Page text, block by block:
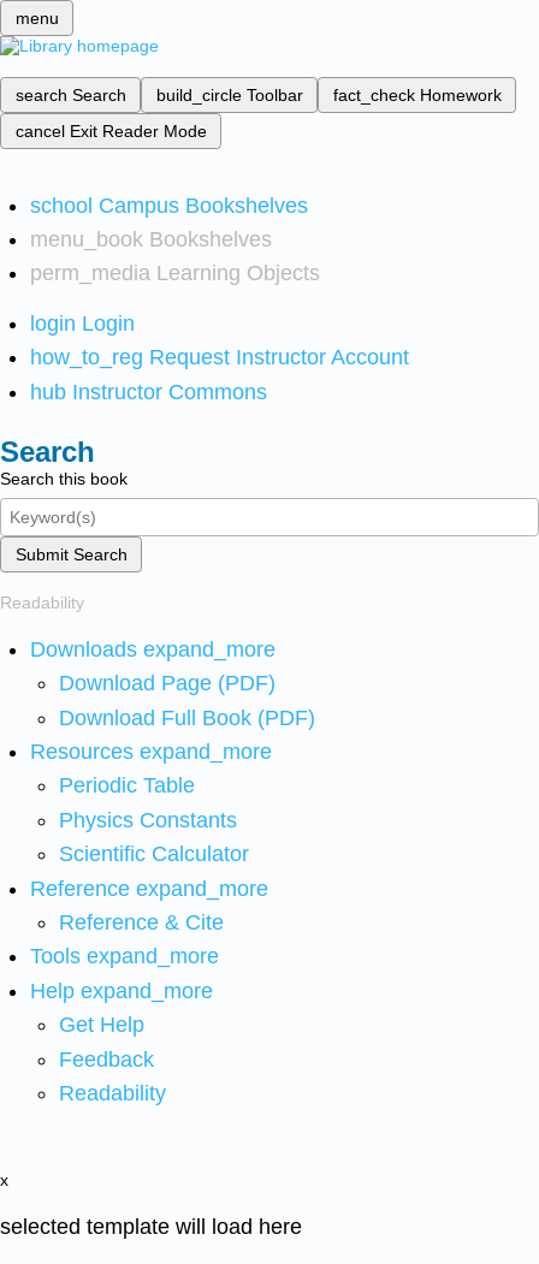
menu
search Search build_circle Toolbar fact_check Homework
cancel Exit Reader Mode
school Campus Bookshelves
menu_book Bookshelves
perm_media Learning Objects
login Login
how_to_reg Request Instructor Account
hub Instructor Commons
Search
Search this book
Submit Search
Readability
Downloads expand_more
Download Page (PDF)
Download Full Book (PDF)
Resources expand_more
Periodic Table
Physics Constants
Scientific Calculator
Reference expand_more
Reference & Cite
Tools expand_more
Help expand_more
Get Help
Feedback
Readability
x
selected template will load here